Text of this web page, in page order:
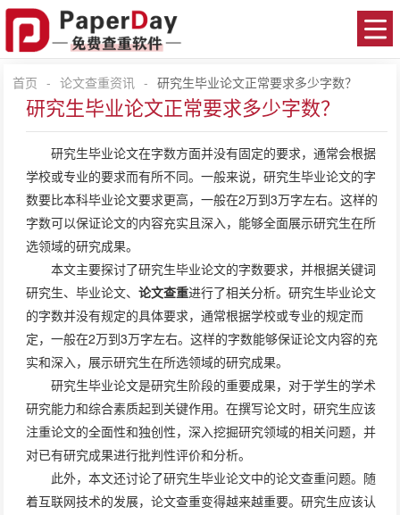
首页 - 论文查重资讯 - 研究生毕业论文正常要求多少字数？
研究生毕业论文正常要求多少字数？
研究生毕业论文在字数方面并没有固定的要求，通常会根据
学校或专业的要求而有所不同。一般来说，研究生毕业论文的字
数要比本科毕业论文要求更高，一般在2万到3万字左右。这样的
字数可以保证论文的内容充实且深入，能够全面展示研究生在所
选领域的研究成果。
本文主要探讨了研究生毕业论文的字数要求，并根据关键词
研究生、毕业论文、论文查重进行了相关分析。研究生毕业论文
的字数并没有规定的具体要求，通常根据学校或专业的规定而
定，一般在2万到3万字左右。这样的字数能够保证论文内容的充
实和深入，展示研究生在所选领域的研究成果。
研究生毕业论文是研究生阶段的重要成果，对于学生的学术
研究能力和综合素质起到关键作用。在撰写论文时，研究生应该
注重论文的全面性和独创性，深入挖掘研究领域的相关问题，并
对已有研究成果进行批判性评价和分析。
此外，本文还讨论了研究生毕业论文中的论文查重问题。随
着互联网技术的发展，论文查重变得越来越重要。研究生应该认